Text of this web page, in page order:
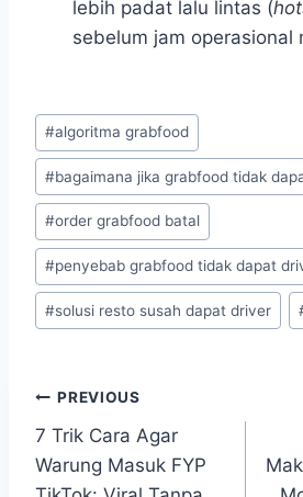
lebih padat lalu lintas (
sebelum jam operasional
Post
Tags:
#algoritma grabfood
#bagaimana jika grabfood tidak
#order grabfood batal
#penyebab grabfood tidak dapat
#solusi resto susah dapat driver
Post
navigation
PREVIOUS
7 Trik Cara Agar
Warung Masuk FYP